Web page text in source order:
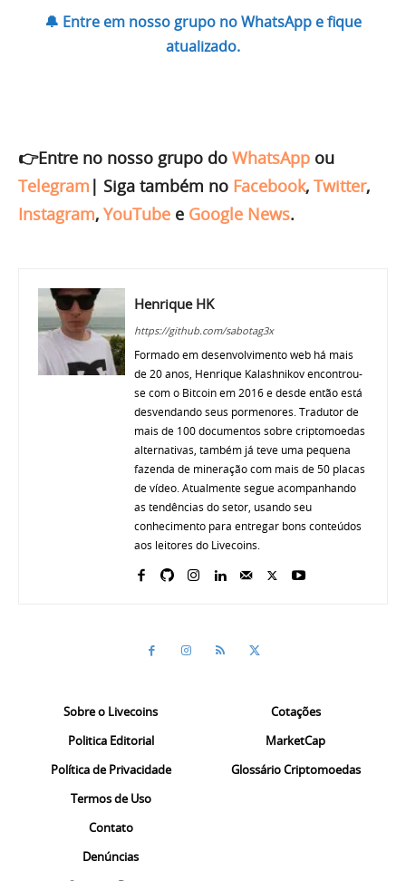
🔔 Entre em nosso grupo no WhatsApp e fique
atualizado.
👉Entre no nosso grupo do WhatsApp ou
Telegram | Siga também no Facebook, Twitter,
Instagram, YouTube e Google News.
Henrique HK
https://github.com/sabotag3x
Formado em desenvolvimento web há mais
de 20 anos, Henrique Kalashnikov encontrou-
se com o Bitcoin em 2016 e desde então está
desvendando seus pormenores. Tradutor de
mais de 100 documentos sobre criptomoedas
alternativas, também já teve uma pequena
fazenda de mineração com mais de 50 placas
de vídeo. Atualmente segue acompanhando
as tendências do setor, usando seu
conhecimento para entregar bons conteúdos
aos leitores do Livecoins.
Sobre o Livecoins
Politica Editorial
Política de Privacidade
Termos de Uso
Contato
Denúncias
Cotações
MarketCap
Glossário Criptomoedas